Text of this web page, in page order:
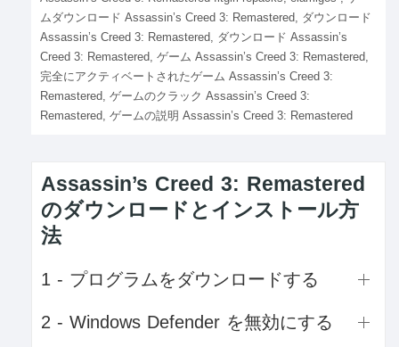
ムダウンロード Assassin’s Creed 3: Remastered, ダウンロード
Assassin’s Creed 3: Remastered, ダウンロード Assassin’s
Creed 3: Remastered, ゲーム Assassin’s Creed 3: Remastered,
完全にアクティベートされたゲーム Assassin’s Creed 3:
Remastered, ゲームのクラック Assassin’s Creed 3:
Remastered, ゲームの説明 Assassin’s Creed 3: Remastered
Assassin’s Creed 3: Remastered
のダウンロードとインストール方
法
1 - プログラムをダウンロードする
2 - Windows Defender を無効にする